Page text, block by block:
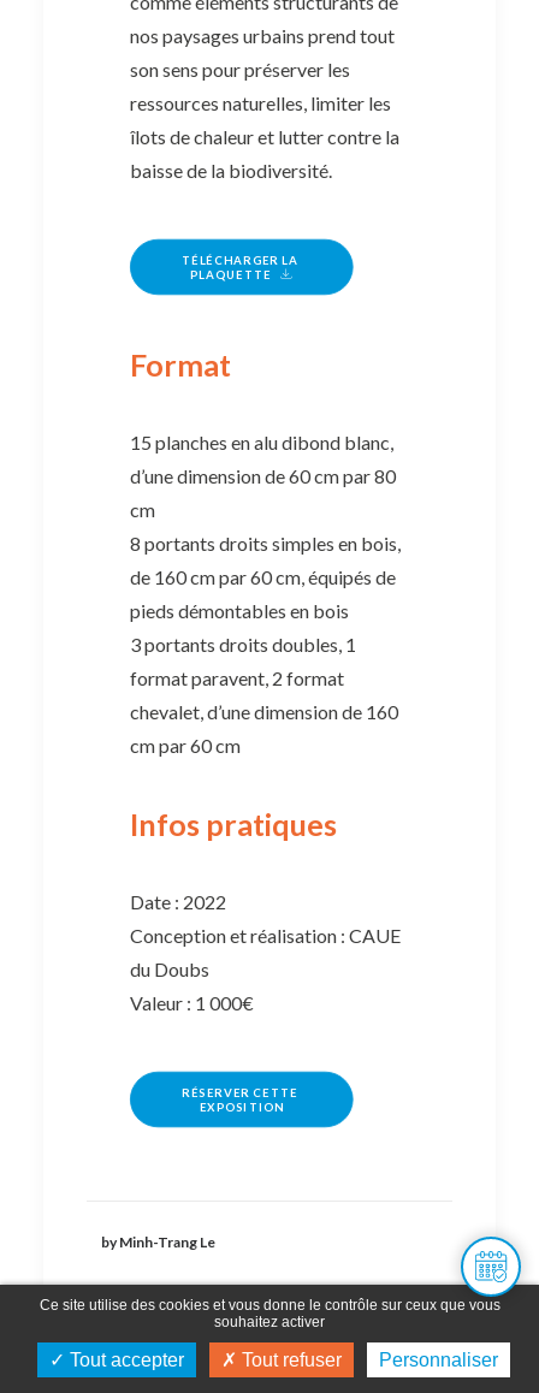
nos paysages urbains prend tout
son sens pour préserver les
ressources naturelles, limiter les
îlots de chaleur et lutter contre la
baisse de la biodiversité.
TÉLÉCHARGER LA
PLAQUETTE
Format
15 planches en alu dibond blanc,
d’une dimension de 60 cm par 80
cm
8 portants droits simples en bois,
de 160 cm par 60 cm, équipés de
pieds démontables en bois
3 portants droits doubles, 1
format paravent, 2 format
chevalet, d’une dimension de 160
cm par 60 cm
Infos pratiques
Date : 2022
Conception et réalisation : CAUE
du Doubs
Valeur : 1 000€
RÉSERVER CETTE
EXPOSITION
by Minh-Trang Le
Ce site utilise des cookies et vous donne le contrôle sur ceux que vous
souhaitez activer
Tout accepter Tout refuser Personnaliser